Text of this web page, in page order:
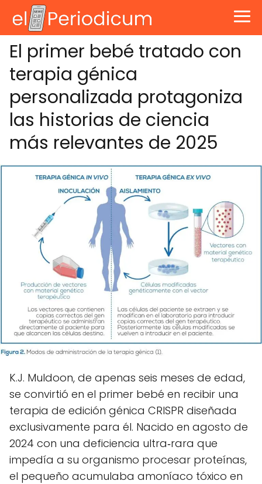
El primer bebé tratado con
terapia génica
personalizada protagoniza
las historias de ciencia
más relevantes de 2025
K.J. Muldoon, de apenas seis meses de edad,
se convirtió en el primer bebé en recibir una
terapia de edición génica CRISPR diseñada
exclusivamente para él. Nacido en agosto de
2024 con una deficiencia ultra‑rara que
impedía a su organismo procesar proteínas,
el pequeño acumulaba amoníaco tóxico en